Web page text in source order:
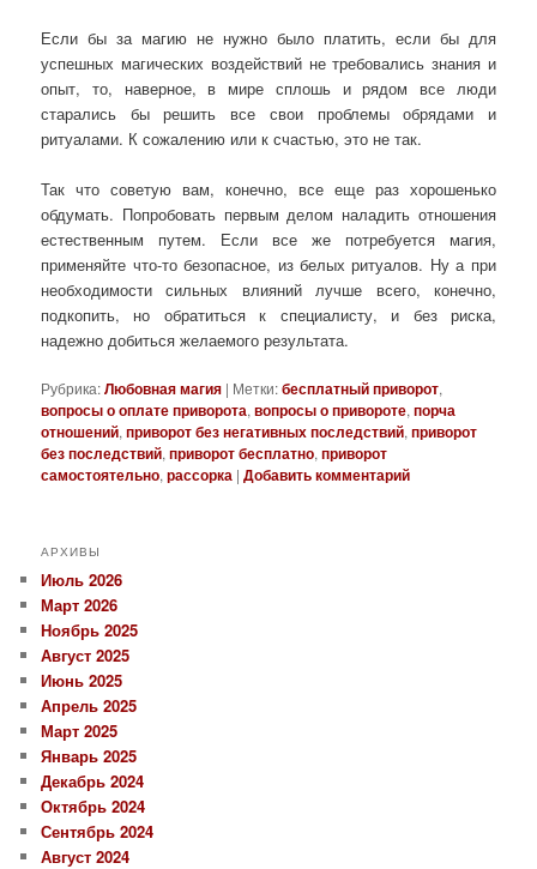
Если бы за магию не нужно было платить, если бы для
успешных магических воздействий не требовались знания и
опыт, то, наверное, в мире сплошь и рядом все люди
старались бы решить все свои проблемы обрядами и
ритуалами. К сожалению или к счастью, это не так.
Так что советую вам, конечно, все еще раз хорошенько
обдумать. Попробовать первым делом наладить отношения
естественным путем. Если все же потребуется магия,
применяйте что-то безопасное, из белых ритуалов. Ну а при
необходимости сильных влияний лучше всего, конечно,
подкопить, но обратиться к специалисту, и без риска,
надежно добиться желаемого результата.
Рубрика:Любовная магия | Метки:бесплатный приворот,
вопросы о оплате приворота,вопросы о привороте,порча
отношений,приворот без негативных последствий,приворот
без последствий,приворот бесплатно,приворот
самостоятельно,рассорка |Добавить комментарий
АРХИВЫ
Июль 2026
Март 2026
Ноябрь 2025
Август 2025
Июнь 2025
Апрель 2025
Март 2025
Январь 2025
Декабрь 2024
Октябрь 2024
Сентябрь 2024
Август 2024